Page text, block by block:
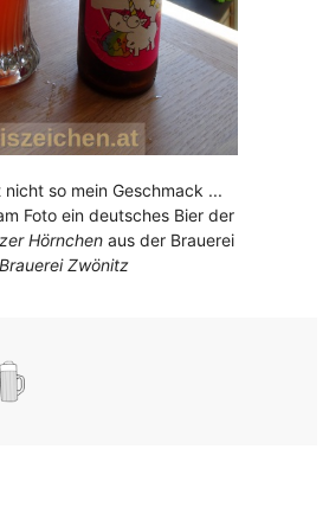
so mein Geschmack ...
Foto ein deutsches Bier der
Hörnchenaus der Brauerei
Brauerei Zwönitz